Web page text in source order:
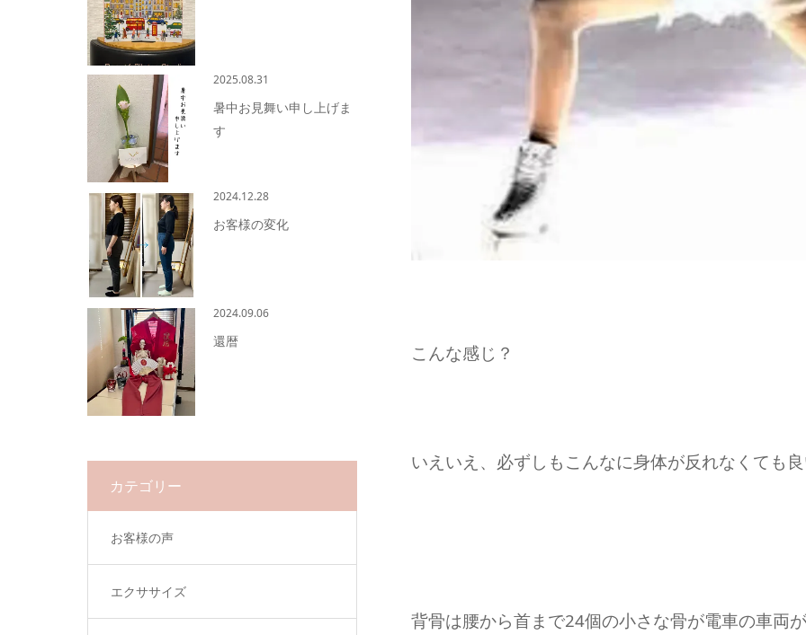
こんな感じ？
いえいえ、必ずしもこんなに身体が反れなくても
背骨は腰から首まで24個の小さな骨が電車の車両
2025.08.31
暑中お見舞い申し上げま
す
2024.12.28
お客様の変化
2024.09.06
還暦
カテゴリー
お客様の声
エクササイズ